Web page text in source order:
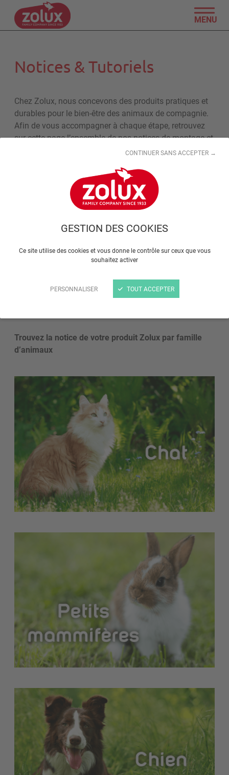
GESTION DES COOKIES
Ce site utilise des cookies et vous donne le contrôle sur ceux que vous
souhaitez activer
PERSONNALISER
CONTINUER SANS ACCEPTER →
TOUT ACCEPTER
MENU
Notices & Tutoriels
Chez Zolux, nous concevons des produits pratiques et
durables pour le bien-être des animaux de compagnie.
Afin de vous accompagner à chaque étape, retrouvez
sur cette page l’ensemble de nos notices de montage et
Que vous ayez acheté un arbre à chat, une cage pour
rongeur, un habitat pour oiseau ou un équipement
d’aquariophilie, vous trouverez ici toutes les
informations nécessaires pour monter, installer et
téléchargeable et, pour certains produits,
Trouvez la notice de votre produit Zolux par famille
d’animaux